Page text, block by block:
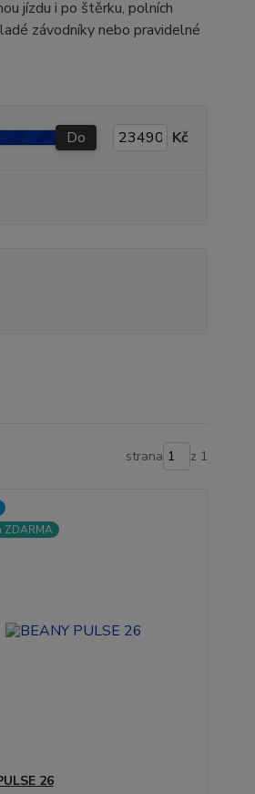
jízdu i po štěrku, polních
závodníky nebo pravidelné
Do Kč
strana z 1
ZDARMA
26